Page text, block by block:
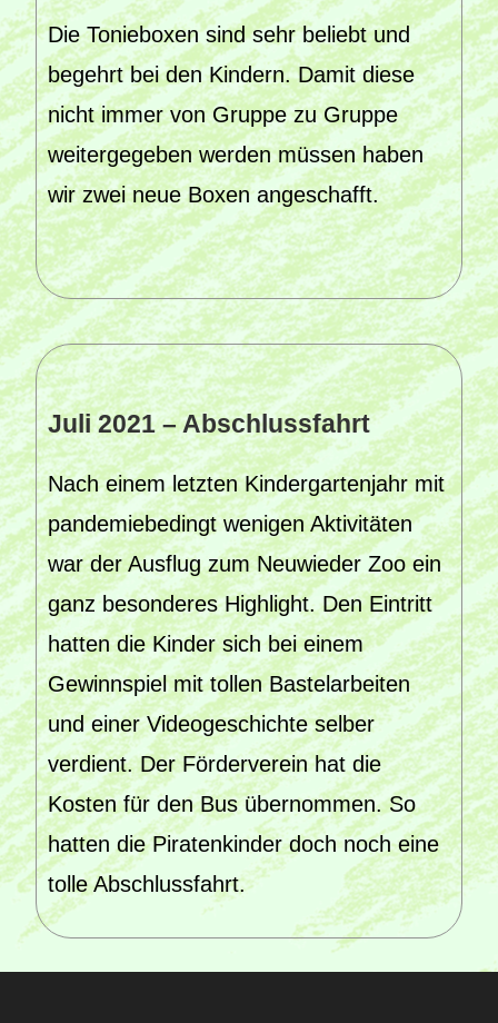
Die Tonieboxen sind sehr beliebt und
begehrt bei den Kindern. Damit diese
nicht immer von Gruppe zu Gruppe
weitergegeben werden müssen haben
wir zwei neue Boxen angeschafft.
Juli 2021 – Abschlussfahrt
Nach einem letzten Kindergartenjahr mit
pandemiebedingt wenigen Aktivitäten
war der Ausflug zum Neuwieder Zoo ein
ganz besonderes Highlight. Den Eintritt
hatten die Kinder sich bei einem
Gewinnspiel mit tollen Bastelarbeiten
und einer Videogeschichte selber
verdient. Der Förderverein hat die
Kosten für den Bus übernommen. So
hatten die Piratenkinder doch noch eine
tolle Abschlussfahrt.